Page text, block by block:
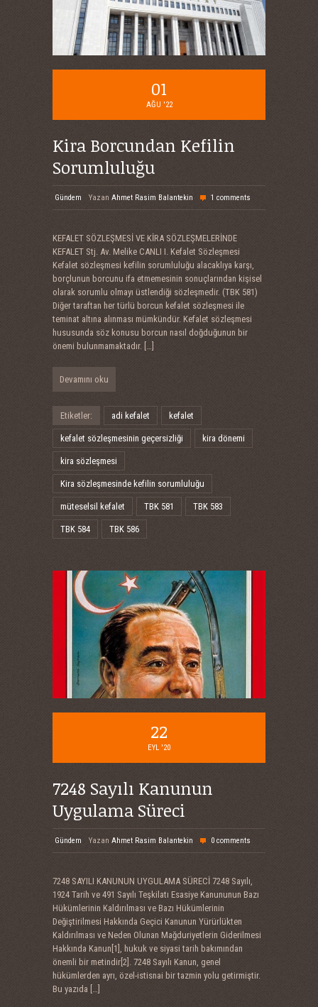
01
AĞU '22
Kira Borcundan Kefilin
Sorumluluğu
Gündem Yazan Ahmet Rasim Balantekin 1 comments
KEFALET SÖZLEŞMESİ VE KİRA SÖZLEŞMELERİNDE
KEFALET Stj. Av. Melike CANLI I. Kefalet Sözleşmesi
Kefalet sözleşmesi kefilin sorumluluğu alacaklıya karşı,
borçlunun borcunu ifa etmemesinin sonuçlarından kişisel
olarak sorumlu olmayı üstlendiği sözleşmedir. (TBK 581)
Diğer taraftan her türlü borcun kefalet sözleşmesi ile
teminat altına alınması mümkündür. Kefalet sözleşmesi
hususunda söz konusu borcun nasıl doğduğunun bir
önemi bulunmamaktadır.
Devamını oku
Etiketler: adi kefalet kefalet
kefalet sözleşmesinin geçersizliği kira dönemi
kira sözleşmesi
Kira sözleşmesinde kefilin sorumluluğu
müteselsil kefalet TBK 581 TBK 583
TBK 584 TBK 586
22
EYL '20
7248 Sayılı Kanunun
Uygulama Süreci
Gündem Yazan Ahmet Rasim Balantekin 0 comments
7248 SAYILI KANUNUN UYGULAMA SÜRECİ 7248 Sayılı,
1924 Tarih ve 491 Sayılı Teşkilatı Esasiye Kanununun Bazı
Hükümlerinin Kaldırılması ve Bazı Hükümlerinin
Değiştirilmesi Hakkında Geçici Kanunun Yürürlükten
Kaldırılması ve Neden Olunan Mağduriyetlerin Giderilmesi
Hakkında Kanun[1], hukuk ve siyasi tarih bakımından
önemli bir metindir[2]. 7248 Sayılı Kanun, genel
hükümlerden ayrı, özel-istisnai bir tazmin yolu getirmiştir.
Bu yazıda